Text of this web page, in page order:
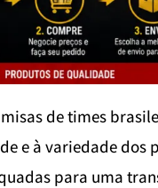
de times
e à variedade dos
para uma